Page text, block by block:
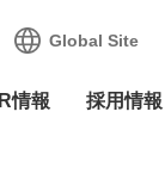
IR情報 採用情報
Global Site